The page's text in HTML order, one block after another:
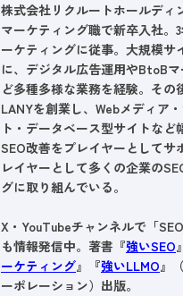
株式会社リクルートホールディ
マーケティング職で新卒入社。
ーケティングに従事。大規模サ
に、デジタル広告運用やBtoB
ど多種多様な業務を経験。その
LANYを創業し、Webメディア
ト・データベース型サイトなど
SEO改善をプレイヤーとしてサ
レイヤーとして多くの企業の
グに取り組んでいる。
X・YouTubeチャンネルで「
も情報発信中。著書『強いSEO
ーケティング』『強いLLMO』
ーポレーション）出版。